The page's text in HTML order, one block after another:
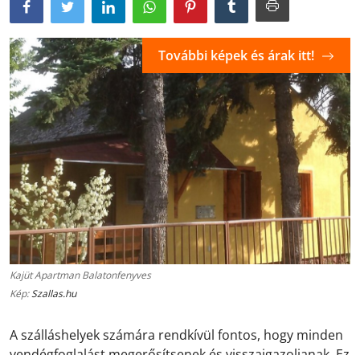
Kajüt Apartman Balatonfenyves
Kép:Szallas.hu
További képek és árak itt!
A szálláshelyek számára rendkívül fontos, hogy minden